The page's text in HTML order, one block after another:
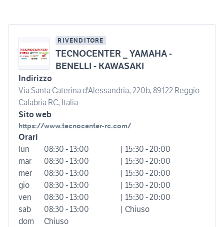
RIVENDITORE
TECNOCENTER _ YAMAHA -
BENELLI - KAWASAKI
Indirizzo
Via Santa Caterina d'Alessandria, 220b, 89122 Reggio
Calabria RC, Italia
Sito web
https://www.tecnocenter-rc.com/
Orari
lun
08:30 - 13:00
| 15:30 - 20:00
mar
08:30 - 13:00
| 15:30 - 20:00
mer
08:30 - 13:00
| 15:30 - 20:00
gio
08:30 - 13:00
| 15:30 - 20:00
ven
08:30 - 13:00
| 15:30 - 20:00
sab
08:30 - 13:00
| Chiuso
dom
Chiuso